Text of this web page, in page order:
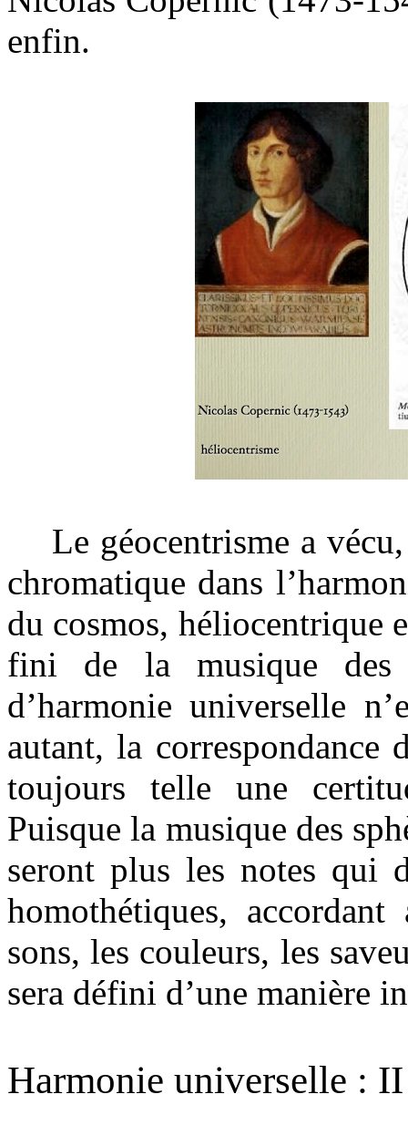
enfin.
Le géocentrisme a
chromatique dans
du cosmos, héliocentrique
fini de la musique des
d’harmonie universelle
autant, la correspondance
toujours telle une
Puisque la musique des
seront plus les notes qui
homothétiques,
sons, les couleurs, les
sera défini d’une manière
Harmonie universelle :